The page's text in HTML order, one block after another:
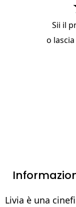
Sii il
o
Livia è una